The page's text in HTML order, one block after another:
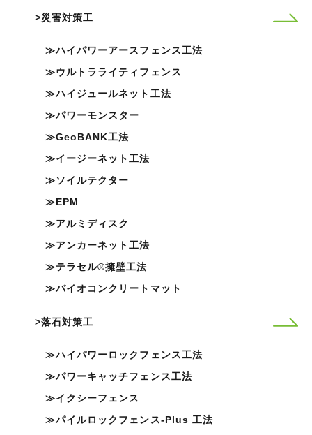
災害対策工
ハイパワーアースフェンス工法
ウルトラライティフェンス
ハイジュールネット工法
パワーモンスター
GeoBANK工法
イージーネット工法
ソイルテクター
EPM
アルミディスク
アンカーネット工法
テラセル®擁壁工法
バイオコンクリートマット
落石対策工
ハイパワーロックフェンス工法
パワーキャッチフェンス工法
イクシーフェンス
パイルロックフェンス-Plus 工法